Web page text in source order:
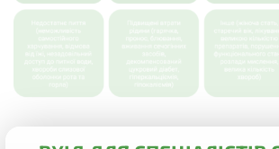
Мал. 3.
Фактори ризику